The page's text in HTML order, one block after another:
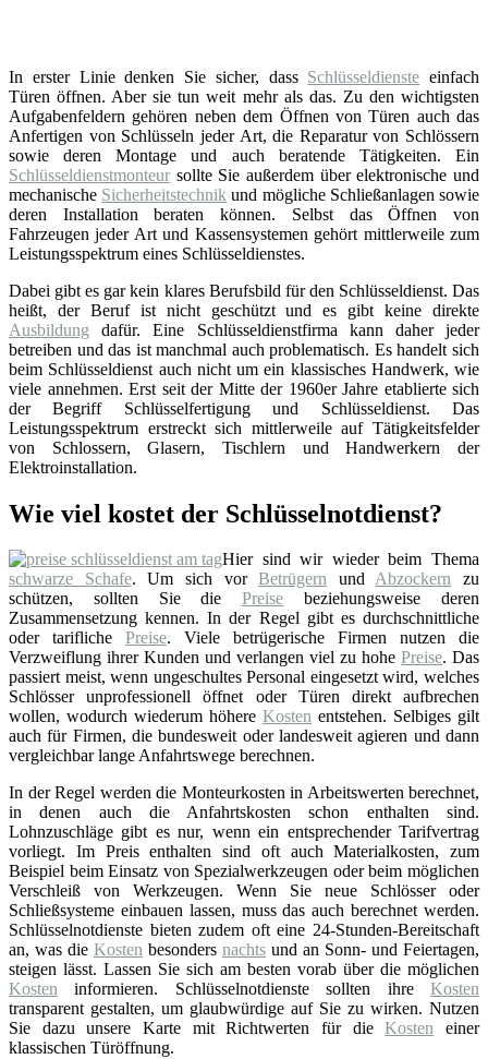
In erster Linie denken Sie sicher, dass Schlüsseldienste einfach
Türen öffnen. Aber sie tun weit mehr als das. Zu den wichtigsten
Aufgabenfeldern gehören neben dem Öffnen von Türen auch das
Anfertigen von Schlüsseln jeder Art, die Reparatur von Schlössern
sowie deren Montage und auch beratende Tätigkeiten. Ein
Schlüsseldienstmonteur sollte Sie außerdem über elektronische und
mechanische Sicherheitstechnik und mögliche Schließanlagen sowie
deren Installation beraten können. Selbst das Öffnen von
Fahrzeugen jeder Art und Kassensystemen gehört mittlerweile zum
Leistungsspektrum eines Schlüsseldienstes.
Dabei gibt es gar kein klares Berufsbild für den Schlüsseldienst. Das
heißt, der Beruf ist nicht geschützt und es gibt keine direkte
Ausbildung dafür. Eine Schlüsseldienstfirma kann daher jeder
betreiben und das ist manchmal auch problematisch. Es handelt sich
beim Schlüsseldienst auch nicht um ein klassisches Handwerk, wie
viele annehmen. Erst seit der Mitte der 1960er Jahre etablierte sich
der Begriff Schlüsselfertigung und Schlüsseldienst. Das
Leistungsspektrum erstreckt sich mittlerweile auf Tätigkeitsfelder
von Schlossern, Glasern, Tischlern und Handwerkern der
Elektroinstallation.
Wie viel kostet der Schlüsselnotdienst?
Hier sind wir wieder beim Thema
schwarze Schafe. Um sich vorBetrügern undAbzockern zu
schützen, sollten Sie diePreise beziehungsweise deren
Zusammensetzung kennen. In der Regel gibt es durchschnittliche
oder tarifliche Preise. Viele betrügerische Firmen nutzen die
Verzweiflung ihrer Kunden und verlangen viel zu hohe Preise. Das
passiert meist, wenn ungeschultes Personal eingesetzt wird, welches
Schlösser unprofessionell öffnet oder Türen direkt aufbrechen
wollen, wodurch wiederum höhere Kosten entstehen. Selbiges gilt
auch für Firmen, die bundesweit oder landesweit agieren und dann
vergleichbar lange Anfahrtswege berechnen.
In der Regel werden die Monteurkosten in Arbeitswerten berechnet,
in denen auch die Anfahrtskosten schon enthalten sind.
Lohnzuschläge gibt es nur, wenn ein entsprechender Tarifvertrag
vorliegt. Im Preis enthalten sind oft auch Materialkosten, zum
Beispiel beim Einsatz von Spezialwerkzeugen oder beim möglichen
Verschleiß von Werkzeugen. Wenn Sie neue Schlösser oder
Schließsysteme einbauen lassen, muss das auch berechnet werden.
Schlüsselnotdienste bieten zudem oft eine 24-Stunden-Bereitschaft
an, was die Kosten besonders nachts und an Sonn- und Feiertagen,
steigen lässt. Lassen Sie sich am besten vorab über die möglichen
Kosten informieren. Schlüsselnotdienste sollten ihre Kosten
transparent gestalten, um glaubwürdige auf Sie zu wirken. Nutzen
Sie dazu unsere Karte mit Richtwerten für dieKosten einer
klassischen Türöffnung.